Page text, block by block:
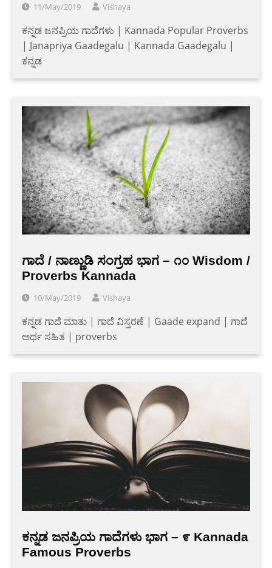
11/May/2019 Vishaya
ಕನ್ನಡ ಜನಪ್ರಿಯ ಗಾದೆಗಳು | Kannada Popular Proverbs
| Janapriya Gaadegalu | Kannada Gaadegalu |
ಕನ್ನಡ
ಗಾದೆ / ನಾಣ್ಣುಡಿ ಸಂಗ್ರಹ ಭಾಗ – ೧೦ Wisdom /
Proverbs Kannada
10/May/2019 Vishaya
ಕನ್ನಡ ಗಾದೆ ಮಾತು | ಗಾದೆ ವಿಸ್ತರಣೆ | Gaade expand | ಗಾದೆ
ಅರ್ಥ ಸಹಿತ | proverbs
ಕನ್ನಡ ಜನಪ್ರಿಯ ಗಾದೆಗಳು ಭಾಗ – ೯ Kannada
Famous Proverbs